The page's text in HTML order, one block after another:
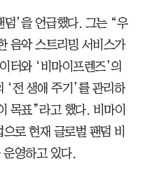
덤’을 언급했다. 그는 “우
음악 스트리밍 서비스가
터와 ‘비마이프렌즈’의
‘전 생애 주기’를 관리하
목표”라고 했다. 비마이
로 현재 글로벌 팬덤 비
운영하고 있다.